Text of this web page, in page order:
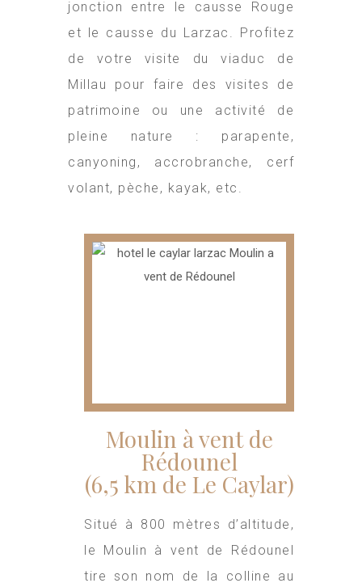
jonction entre le causse Rouge
et le causse du Larzac. Profitez
de votre visite du viaduc de
Millau pour faire des visites de
patrimoine ou une activité de
pleine nature : parapente,
canyoning, accrobranche, cerf
volant, pèche, kayak, etc.
Moulin à vent de
Rédounel
(6,5 km de Le Caylar)
Situé à 800 mètres d’altitude,
le Moulin à vent de Rédounel
tire son nom de la colline au